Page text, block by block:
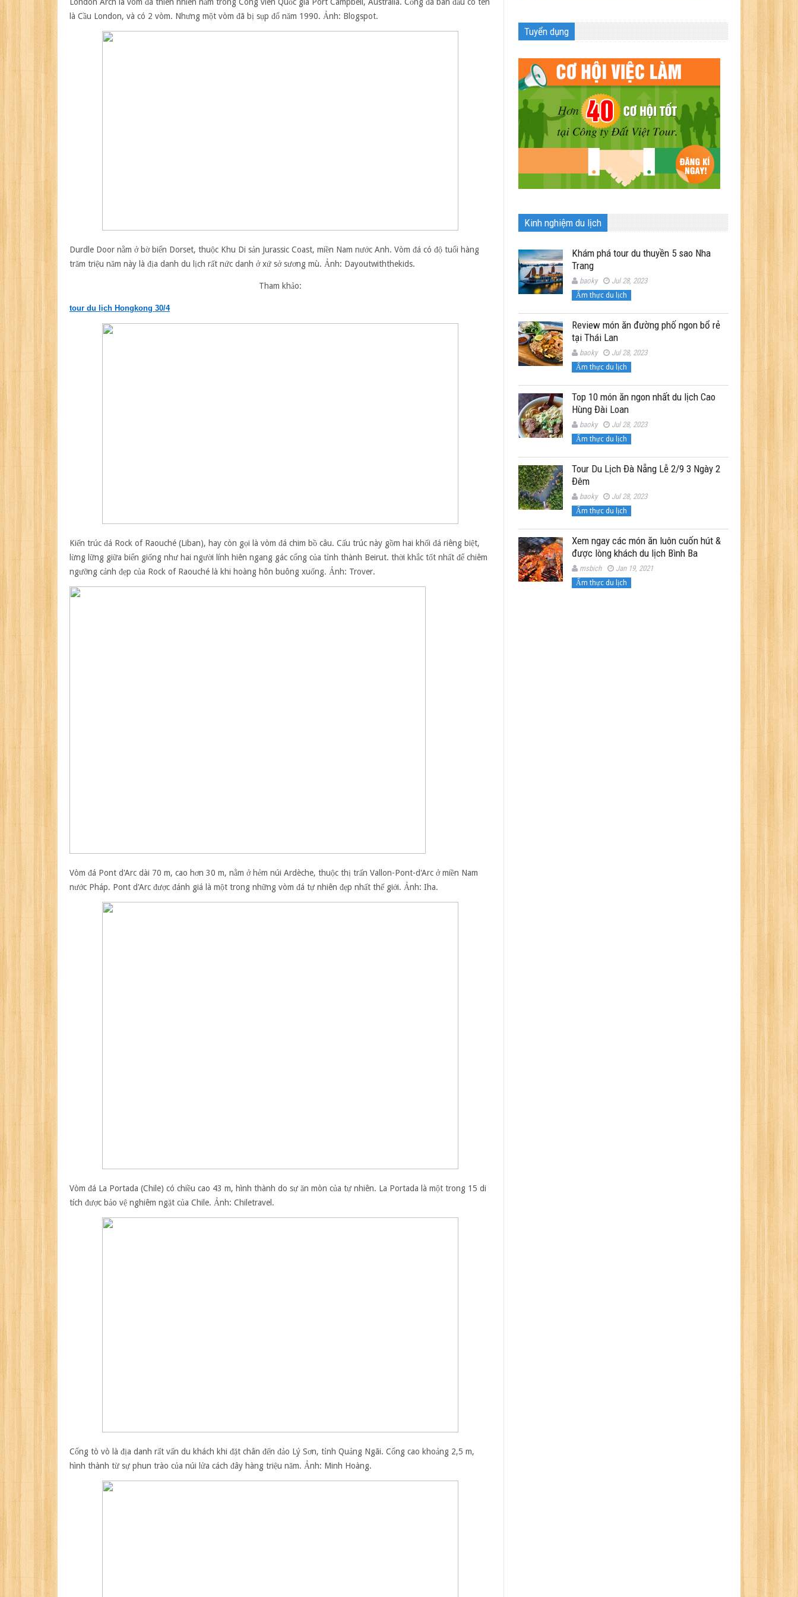
là Cầu London, và có 2 vòm. Nhưng một vòm đã bị sụp đổ năm 1990. Ảnh: Blogspot.
Durdle Door nằm ở bờ biển Dorset, thuộc Khu Di sản Jurassic Coast, miền Nam nước Anh. Vòm đá có độ tuổi hàng
trăm triệu năm này là địa danh du lịch rất nức danh ở xứ sở sương mù. Ảnh: Dayoutwiththekids.
Tham khảo:
tour du lịch Hongkong 30/4
Kiến trúc đá Rock of Raouché (Liban), hay còn gọi là vòm đá chim bồ câu. Cấu trúc này gồm hai khối đá riêng biệt,
lừng lững giữa biển giống như hai người lính hiên ngang gác cổng của tỉnh thành Beirut. thời khắc tốt nhất để chiêm
ngưỡng cảnh đẹp của Rock of Raouché là khi hoàng hôn buông xuống. Ảnh: Trover.
Vòm đá Pont d'Arc dài 70 m, cao hơn 30 m, nằm ở hẻm núi Ardèche, thuộc thị trấn Vallon-Pont-d'Arc ở miền Nam
nước Pháp. Pont d'Arc được đánh giá là một trong những vòm đá tự nhiên đẹp nhất thế giới. Ảnh: Iha.
Vòm đá La Portada (Chile) có chiều cao 43 m, hình thành do sự ăn mòn của tự nhiên. La Portada là một trong 15 di
tích được bảo vệ nghiêm ngặt của Chile. Ảnh: Chiletravel.
Cổng tò vò là địa danh rất vấn du khách khi đặt chân đến đảo Lý Sơn, tỉnh Quảng Ngãi. Cổng cao khoảng 2,5 m,
hình thành từ sự phun trào của núi lửa cách đây hàng triệu năm. Ảnh: Minh Hoàng.
Tuyển dụng
Kinh nghiệm du lịch
Khám phá tour du thuyền 5 sao Nha
Trang
baoky Jul 28, 2023
Ẩm thực du lịch
Review món ăn đường phố ngon bổ rẻ
tại Thái Lan
baoky Jul 28, 2023
Ẩm thực du lịch
Top 10 món ăn ngon nhất du lịch Cao
Hùng Đài Loan
baoky Jul 28, 2023
Ẩm thực du lịch
Tour Du Lịch Đà Nẵng Lễ 2/9 3 Ngày 2
Đêm
baoky Jul 28, 2023
Ẩm thực du lịch
Xem ngay các món ăn luôn cuốn hút &
được lòng khách du lịch Bình Ba
msbich Jan 19, 2021
Ẩm thực du lịch